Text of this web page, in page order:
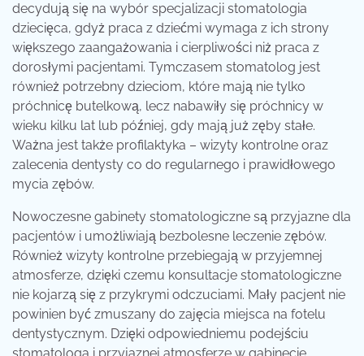
decydują się na wybór specjalizacji stomatologia
dziecięca, gdyż praca z dziećmi wymaga z ich strony
większego zaangażowania i cierpliwości niż praca z
dorosłymi pacjentami. Tymczasem stomatolog jest
również potrzebny dzieciom, które mają nie tylko
próchnicę butelkową, lecz nabawiły się próchnicy w
wieku kilku lat lub później, gdy mają już zęby stałe.
Ważna jest także profilaktyka – wizyty kontrolne oraz
zalecenia dentysty co do regularnego i prawidłowego
mycia zębów.
Nowoczesne gabinety stomatologiczne są przyjazne dla
pacjentów i umożliwiają bezbolesne leczenie zębów.
Również wizyty kontrolne przebiegają w przyjemnej
atmosferze, dzięki czemu konsultacje stomatologiczne
nie kojarzą się z przykrymi odczuciami. Mały pacjent nie
powinien być zmuszany do zajęcia miejsca na fotelu
dentystycznym. Dzięki odpowiedniemu podejściu